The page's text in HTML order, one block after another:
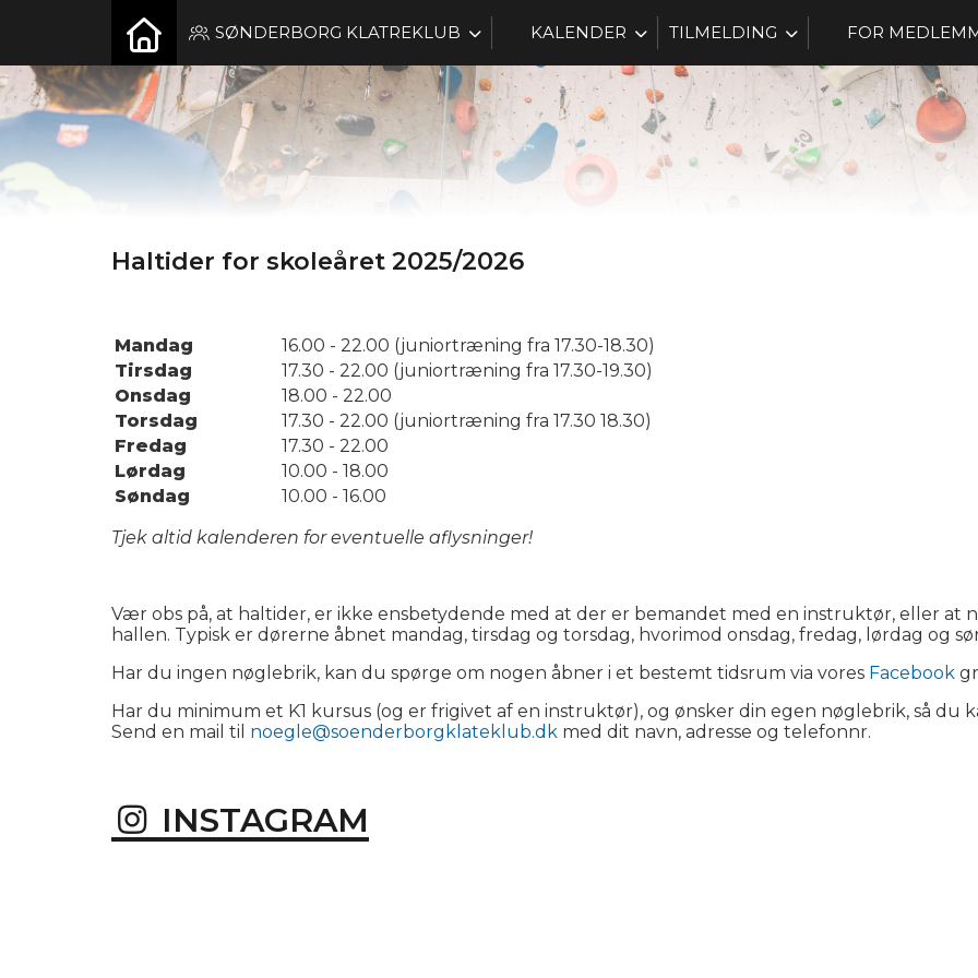
SØNDERBORG KLATREKLUB KALENDER TILMELDING FOR
Haltider for skoleåret 2025/2026
Mandag
16.00 - 22.00 (juniortræning fra 17.30-18.30)
Tirsdag
17.30 - 22.00 (juniortræning fra 17.30-19.30)
Onsdag
18.00 - 22.00
Torsdag
17.30 - 22.00 (juniortræning fra 17.30 18.30)
Fredag
17.30 - 22.00
Lørdag
10.00 - 18.00
Søndag
10.00 - 16.00
Tjek altid kalenderen for eventuelle aflysninger!
Vær obs på, at haltider, er ikke ensbetydende med at der er bemandet med en instruktør, eller at
hallen. Typisk er dørerne åbnet mandag, tirsdag og torsdag, hvorimod onsdag, fredag, lørdag og
Har du ingen nøglebrik, kan du spørge om nogen åbner i et bestemt tidsrum via vores Facebook
Har du minimum et K1 kursus (og er frigivet af en instruktør), og ønsker din egen nøglebrik, så du
Send en mail til noegle@soenderborgklateklub.dk med dit navn, adresse og telefonnr.
INSTAGRAM